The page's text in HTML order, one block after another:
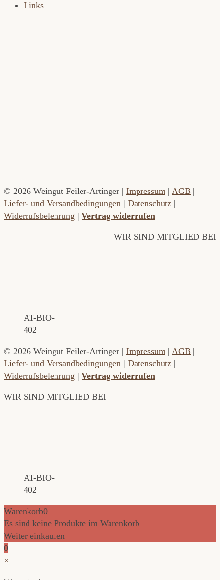
Links
© 2026 Weingut Feiler-Artinger | Impressum | AGB |
Liefer- und Versandbedingungen | Datenschutz |
Widerrufsbelehrung | Vertrag widerrufen
WIR SIND MITGLIED BEI
AT-BIO-
402
© 2026 Weingut Feiler-Artinger | Impressum | AGB |
Liefer- und Versandbedingungen | Datenschutz |
Widerrufsbelehrung | Vertrag widerrufen
WIR SIND MITGLIED BEI
AT-BIO-
402
Warenkorb0
Es sind keine Produkte im Warenkorb
Weiter einkaufen
0
×